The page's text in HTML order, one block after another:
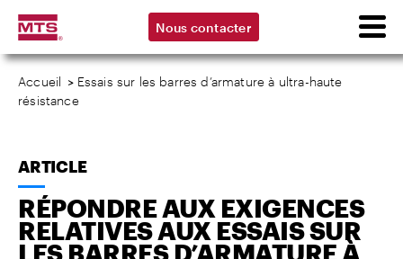
Nous contacter
Accueil > Essais sur les barres d’armature à ultra-haute
résistance
ARTICLE
RÉPONDRE AUX EXIGENCES
RELATIVES AUX ESSAIS SUR
LES BARRES D’ARMATURE À